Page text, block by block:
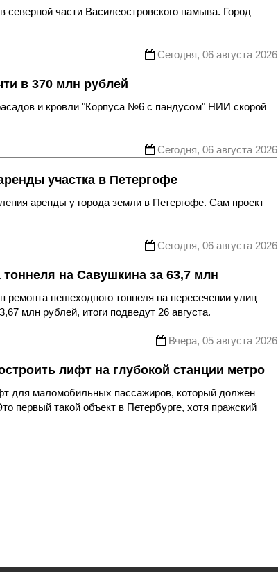
части Василеостровского намыва. Город
Сегодня, 06 августа 2026
в 370 млн рублей
и кровли "Корпуса №6 с пандусом" НИИ скорой
Сегодня, 06 августа 2026
участка в Петергофе
аренды у города земли в Петергофе. Сам проект
Сегодня, 06 августа 2026
на Савушкина за 63,7 млн
пешеходного тоннеля на пересечении улиц
млн рублей, итоги подведут 26 августа.
Вчера, 05 августа 2026
лифт на глубокой станции метро
для маломобильных пассажиров, который должен
первый такой объект в Петербурге, хотя пражский